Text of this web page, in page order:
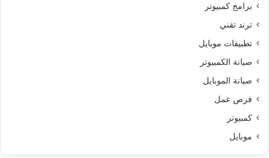
برامج كمبيوتر
ترند تقني
تطبيقات موبايل
صيانة الكمبيوتر
صيانة الموبايل
فرص عمل
كمبيوتر
موبايل